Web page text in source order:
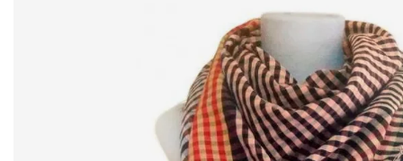
Afegir a la cistella
Medalla commemorativa Gaudí
Triar
Motxilla Stivibags